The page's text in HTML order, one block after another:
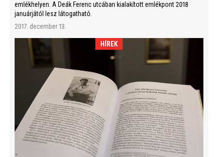
emlékhelyen. A Deák Ferenc utcában kialakított emlékpont 2018
januárjától lesz látogatható.
2017. december 13.
HÍREK